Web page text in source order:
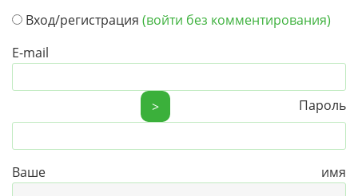
Вход/регистрация (войти без комментирования)
E-mail
> Пароль
Ваше имя